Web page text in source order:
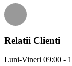
Relatii Clienti
Luni-Vineri 09:00 -